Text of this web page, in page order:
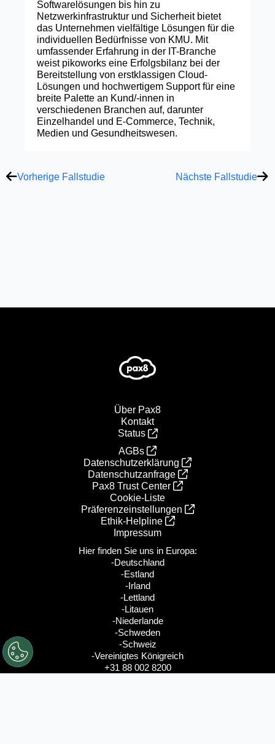
Softwarelösungen bis hin zu
Netzwerkinfrastruktur und Sicherheit bietet
das Unternehmen vielfältige Lösungen für die
individuellen Bedürfnisse von KMU. Mit
umfassender Erfahrung in der IT-Branche
weist pikoworks eine Erfolgsbilanz bei der
Bereitstellung von erstklassigen Cloud-
Lösungen und hochwertigem Support für eine
breite Palette an Kund/-innen in
verschiedenen Branchen auf, darunter
Einzelhandel und E-Commerce, Technik,
Medien und Gesundheitswesen.
Vorherige Fallstudie Nächste Fallstudie
Über Pax8
Kontakt
Status
AGBs
Datenschutzerklärung
Datenschutzanfrage
Pax8 Trust Center
Cookie-Liste
Präferenzeinstellungen
Ethik‑Helpline
Impressum
Hier finden Sie uns in Europa:
-Deutschland
-Estland
-Irland
-Lettland
-Litauen
-Niederlande
-Schweden
-Schweiz
-Vereinigtes Königreich
+31 88 002 8200